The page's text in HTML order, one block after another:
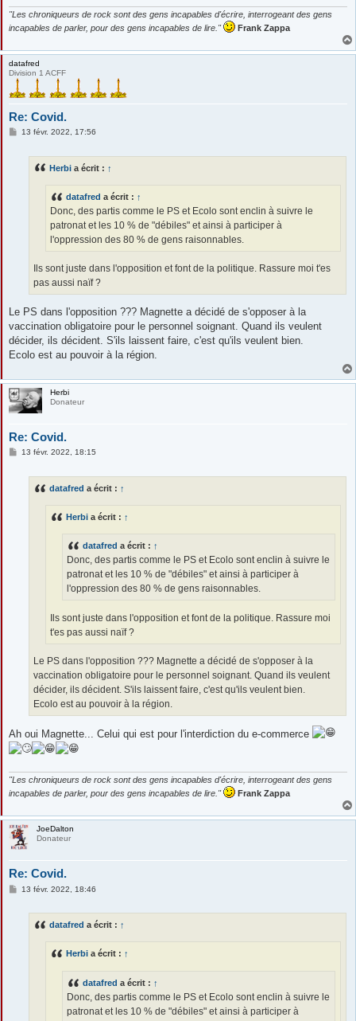
"Les chroniqueurs de rock sont des gens incapables d'écrire, interrogeant des gens
incapables de parler, pour des gens incapables de lire."
Frank Zappa
datafred
Division 1 ACFF
Re: Covid.
M
13 févr. 2022, 17:56
Herbi a écrit : ↑
datafred a écrit : ↑
Donc, des partis comme le PS et Ecolo sont enclin à suivre le
patronat et les 10 % de "débiles" et ainsi à participer à
l'oppression des 80 % de gens raisonnables.
Ils sont juste dans l'opposition et font de la politique. Rassure moi t'es
pas aussi naïf ?
Le PS dans l'opposition ??? Magnette a décidé de s'opposer à la
vaccination obligatoire pour le personnel soignant. Quand ils veulent
décider, ils décident. S'ils laissent faire, c'est qu'ils veulent bien.
Ecolo est au pouvoir à la région.
Herbi
Donateur
Re: Covid.
M
13 févr. 2022, 18:15
datafred a écrit : ↑
Herbi a écrit : ↑
datafred a écrit : ↑
Donc, des partis comme le PS et Ecolo sont enclin à suivre le
patronat et les 10 % de "débiles" et ainsi à participer à
l'oppression des 80 % de gens raisonnables.
Ils sont juste dans l'opposition et font de la politique. Rassure moi
t'es pas aussi naïf ?
Le PS dans l'opposition ??? Magnette a décidé de s'opposer à la
vaccination obligatoire pour le personnel soignant. Quand ils veulent
décider, ils décident. S'ils laissent faire, c'est qu'ils veulent bien.
Ecolo est au pouvoir à la région.
Ah oui Magnette... Celui qui est pour l'interdiction du e-commerce
"Les chroniqueurs de rock sont des gens incapables d'écrire, interrogeant des gens
incapables de parler, pour des gens incapables de lire."
Frank Zappa
JoeDalton
Donateur
Re: Covid.
M13 févr. 2022, 18:46
datafred a écrit : ↑
Herbi a écrit : ↑
datafred a écrit : ↑
Donc, des partis comme le PS et Ecolo sont enclin à suivre le
patronat et les 10 % de "débiles" et ainsi à participer à